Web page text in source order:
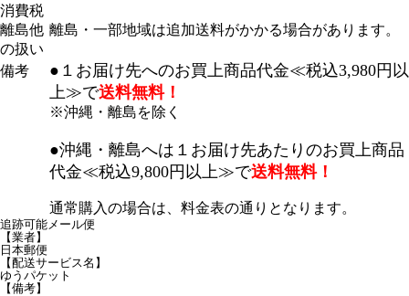
消費税
離島他
の扱い
離島・一部地域は追加送料がかかる場合があります。
備考
●１お届け先へのお買上商品代金≪税込3,980円以
上≫で送料無料！
※沖縄・離島を除く
●沖縄・離島へは１お届け先あたりのお買上商品
代金≪税込9,800円以上≫で送料無料！
通常購入の場合は、料金表の通りとなります。
追跡可能メール便
【業者】
日本郵便
【配送サービス名】
ゆうパケット
【備考】